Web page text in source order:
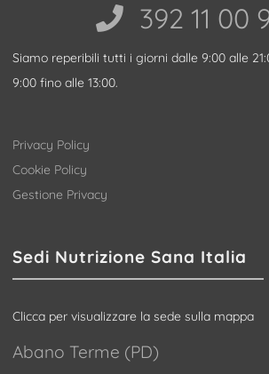
392 11 00
Siamo reperibili tutti i giorni dalle 9:00 alle
9:00 fino alle 13:00.
Privacy Policy
Cookie Policy
Gestione Privacy
Sedi Nutrizione Sana Italia
Clicca per visualizzare la sede sulla mappa
Abano Terme (PD)